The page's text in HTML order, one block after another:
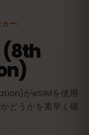
ー:
(8th
がeSIMを使用
どうかを素早く確